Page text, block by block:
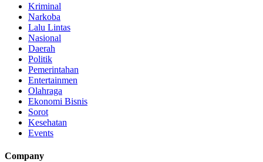
Kriminal
Narkoba
Lalu Lintas
Nasional
Daerah
Politik
Pemerintahan
Entertainmen
Olahraga
Ekonomi Bisnis
Sorot
Kesehatan
Events
Company